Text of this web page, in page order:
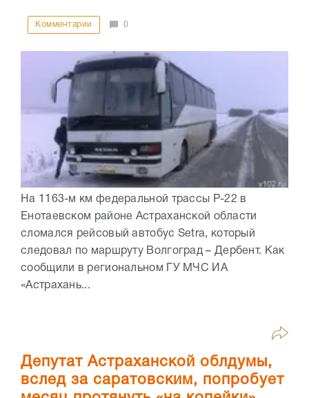
Комментарии 0
На 1163-м км федеральной трассы Р-22 в
Енотаевском районе Астраханской области
сломался рейсовый автобус Setra, который
следовал по маршруту Волгоград – Дербент. Как
сообщили в региональном ГУ МЧС ИА
«Астрахань...
Депутат Астраханской облдумы,
вслед за саратовским, попробует